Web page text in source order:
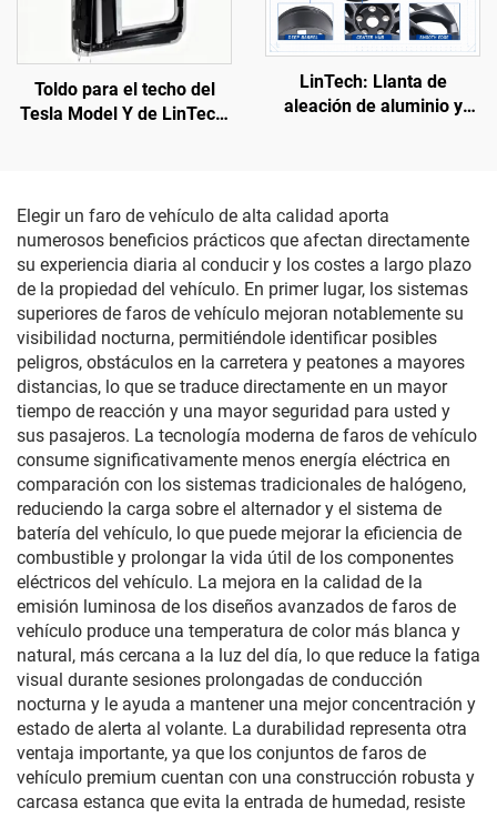
Toldo para el techo del
Tesla Model Y de LinTech,
LinTech: Llanta de
aleación de aluminio y
Elegir un faro de vehículo de alta calidad aporta
numerosos beneficios prácticos que afectan directamente
su experiencia diaria al conducir y los costes a largo plazo
de la propiedad del vehículo. En primer lugar, los sistemas
superiores de faros de vehículo mejoran notablemente su
visibilidad nocturna, permitiéndole identificar posibles
peligros, obstáculos en la carretera y peatones a mayores
distancias, lo que se traduce directamente en un mayor
tiempo de reacción y una mayor seguridad para usted y
sus pasajeros. La tecnología moderna de faros de vehículo
consume significativamente menos energía eléctrica en
comparación con los sistemas tradicionales de halógeno,
reduciendo la carga sobre el alternador y el sistema de
batería del vehículo, lo que puede mejorar la eficiencia de
combustible y prolongar la vida útil de los componentes
eléctricos del vehículo. La mejora en la calidad de la
emisión luminosa de los diseños avanzados de faros de
vehículo produce una temperatura de color más blanca y
natural, más cercana a la luz del día, lo que reduce la fatiga
visual durante sesiones prolongadas de conducción
nocturna y le ayuda a mantener una mejor concentración y
estado de alerta al volante. La durabilidad representa otra
ventaja importante, ya que los conjuntos de faros de
vehículo premium cuentan con una construcción robusta y
carcasa estanca que evita la entrada de humedad, resiste